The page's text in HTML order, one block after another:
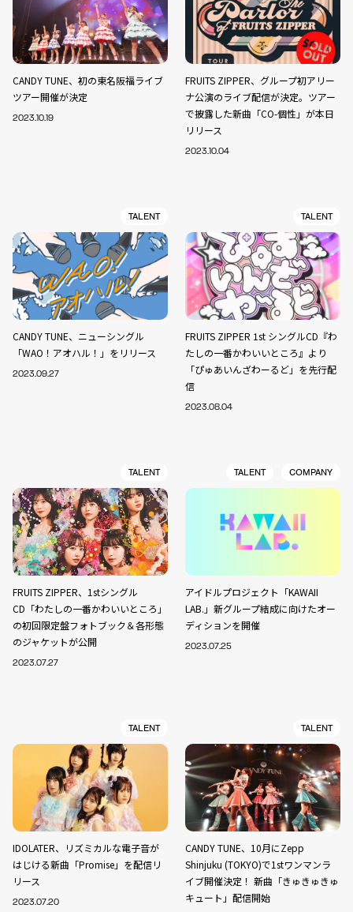
CANDY TUNE、初の東名阪福ライブ
ツアー開催が決定
2023.10.19
FRUITS ZIPPER、グループ初アリー
ナ公演のライブ配信が決定。ツアー
で披露した新曲「CO-個性」が本日
リリース
2023.10.04
TALENT
CANDY TUNE、ニューシングル
「WAO！アオハル！」をリリース
2023.09.27
TALENT
FRUITS ZIPPER 1st シングルCD『わ
たしの一番かわいいところ』より
「ぴゅあいんざわーるど」を先行配
信
2023.08.04
TALENT
FRUITS ZIPPER、1stシングル
CD「わたしの一番かわいいところ」
の初回限定盤フォトブック＆各形態
のジャケットが公開
2023.07.27
TALENT COMPANY
アイドルプロジェクト「KAWAII
LAB.」新グループ結成に向けたオー
ディションを開催
2023.07.25
TALENT
IDOLATER、リズミカルな電子音が
はじける新曲「Promise」を配信リ
リース
2023.07.20
TALENT
CANDY TUNE、10月にZepp
Shinjuku (TOKYO)で1stワンマンラ
イブ開催決定！ 新曲「きゅきゅきゅ
キュート」配信開始